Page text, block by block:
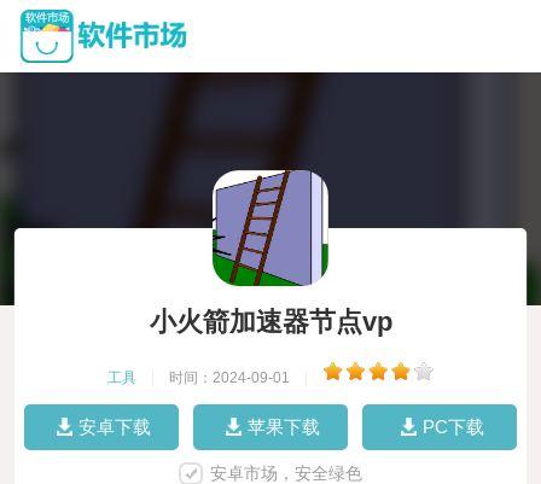
小火箭加速器节点vp
工具 时间：2024-09-01
安卓下载 苹果下载 PC下载
安卓市场，安全绿色